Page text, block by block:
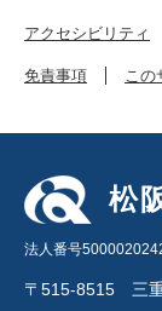
アクセシビリティ
免責事項 この
松
法人番号
〒515-8515 三